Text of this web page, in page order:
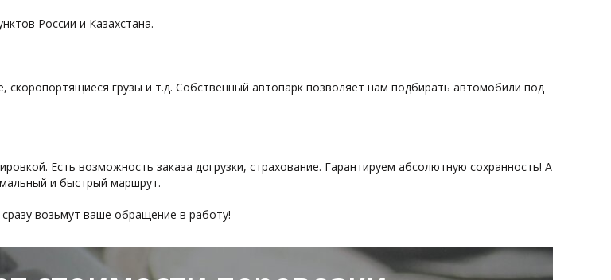
России и Казахстана.
скоропортящиеся грузы и т.д. Собственный автопарк позволяет нам подбирать автомобили под
Есть возможность заказа догрузки, страхование. Гарантируем абсолютную сохранность! А
и быстрый маршрут.
возьмут ваше обращение в работу!